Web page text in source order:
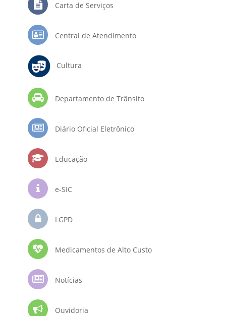
Carta de Serviços
Central de Atendimento
Cultura
Departamento de Trânsito
Diário Oficial Eletrônico
Educação
e-SIC
LGPD
Medicamentos de Alto Custo
Notícias
Ouvidoria